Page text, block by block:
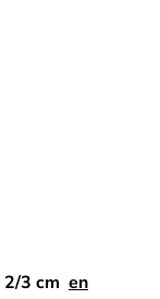
2/3 cm en